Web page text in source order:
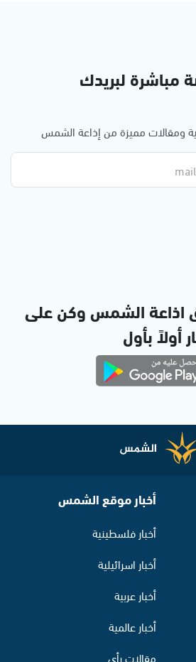
مباشرة لبريدك
ومقالات مميزة من إذاعة الشمس
اذاعة الشمس وكن على
أولاً بأول
أخبار موقع الشمس
أخبار فلسطينية
أخبار اسرائيلية
أخبار عربية
أخبار عالمية
مقالات رأي